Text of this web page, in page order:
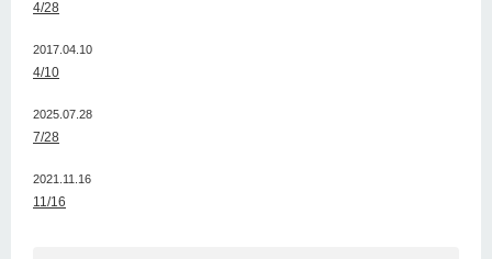
4/28
2017.04.10
4/10
2025.07.28
7/28
2021.11.16
11/16